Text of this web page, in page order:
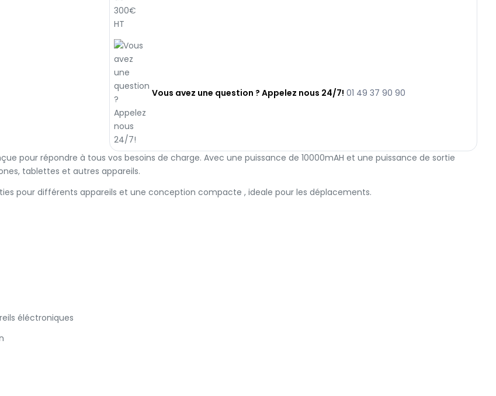
Vous avez une question ? Appelez nous 24/7! 01 49 37 90 90
pour répondre à tous vos besoins de charge. Avec une puissance de 10000mAH et une puissance de sortie
tablettes et autres appareils.
pour différents appareils et une conception compacte , ideale pour les déplacements.
éléctroniques